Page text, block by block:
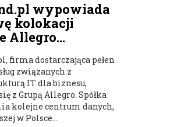
wypowiada
kolokacji
Allegro...
firma dostarczająca pełen
związanych z
IT dla biznesu,
z Grupą Allegro. Spółka
kolejne centrum danych,
w Polsce...